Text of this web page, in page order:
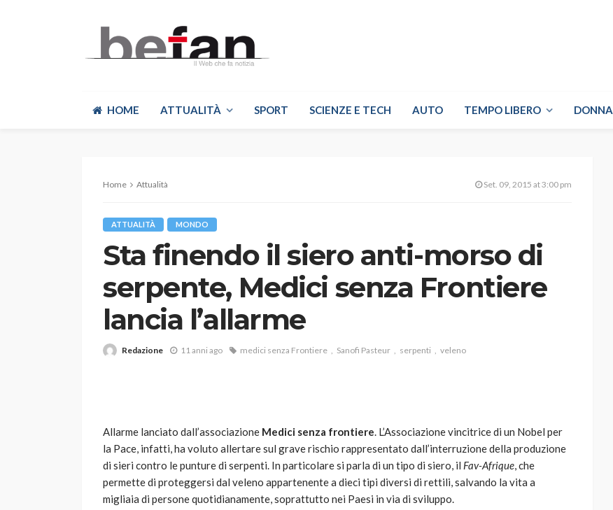
HOME ATTUALITÀ SPORT SCIENZE E TECH AUTO TEMPO LIBERO DONNA
Home Attualità Set. 09, 2015 at 3:00 pm
ATTUALITÀ MONDO
Sta finendo il siero anti-morso di
serpente, Medici senza Frontiere
lancia l’allarme
Redazione 11 anni ago medici senza Frontiere Sanofi Pasteur serpenti veleno
Allarme lanciato dall’associazione Medici senza frontiere. L’Associazione vincitrice di un Nobel per
la Pace, infatti, ha voluto allertare sul grave rischio rappresentato dall’interruzione della produzione
di sieri contro le punture di serpenti. In particolare si parla di un tipo di siero, il Fav-Afrique, che
permette di proteggersi dal veleno appartenente a dieci tipi diversi di rettili, salvando la vita a
migliaia di persone quotidianamente, soprattutto nei Paesi in via di sviluppo.
VARIE
Robot tagliaerba: quale
scegliere per il tuo prato
Davis: tennis mondiale e
passione per
l’automobilismo
abbracciano la stessa causa